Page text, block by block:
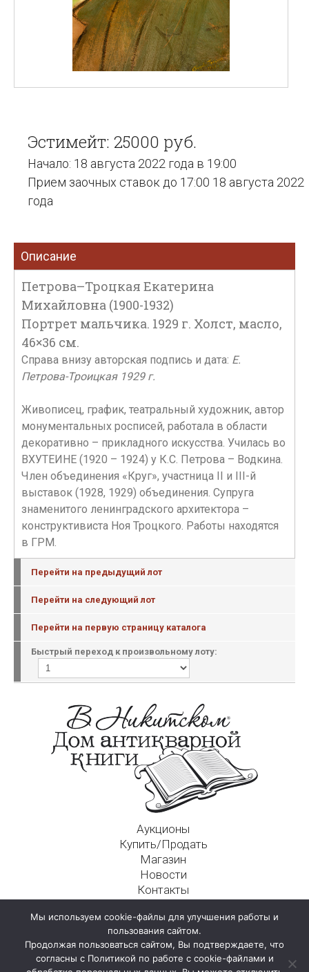
Эстимейт: 25000 руб.
Начало: 18 августа 2022 года в 19:00
Прием заочных ставок до 17:00 18 августа 2022
года
Описание
Петрова–Троцкая Екатерина
Михайловна (1900-1932)
Портрет мальчика. 1929 г. Холст, масло,
46×36 см.
Справа внизу авторская подпись и дата: Е.
Петрова-Троицкая 1929 г.
Живописец, график, театральный художник, автор
монументальных росписей, работала в области
декоративно – прикладного искусства. Училась во
ВХУТЕИНЕ (1920 – 1924) у К.С. Петрова – Водкина.
Член объединения «Круг», участница II и III-й
выставок (1928, 1929) объединения. Супруга
знаменитого ленинградского архитектора –
конструктивиста Ноя Троцкого. Работы находятся
в ГРМ.
Перейти на предыдущий лот
Перейти на следующий лот
Перейти на первую страницу каталога
Быстрый переход к произвольному лоту:
Аукционы
Купить/Продать
Магазин
Новости
Контакты
125009, г. Москва, Никитский пер., д. 4а, стр. 1
Мы используем cookie-файлы для улучшения работы и
пользования сайтом.
Продолжая пользоваться сайтом, Вы подтверждаете, что
согласны с Политикой по работе с cookie-файлами и